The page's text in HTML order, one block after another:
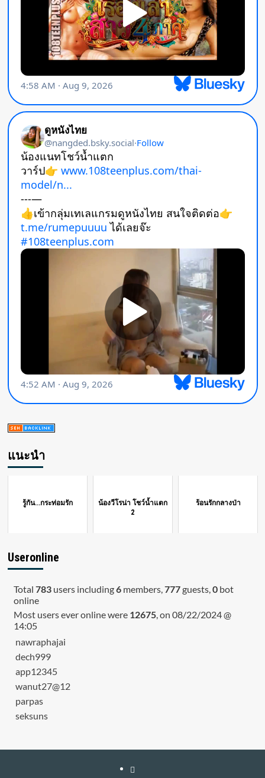
แนะนำ
รู้กัน...กระท่อมรัก
น้องวีโรน่า โชว์น้ำแตก
2
ร้อนรักกลางป่า
Useronline
Total 783users including6members, 777guests, 0bot
online
Most users ever online were 12675, on 08/22/2024 @
14:05
nawraphajai
dech999
app12345
wanut27@12
parpas
seksuns
หน้า